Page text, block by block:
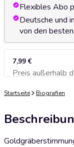
Flexibles Abo
Deutsche und
von den
7,99 €
Preis außerhalb
Startseite Biografien